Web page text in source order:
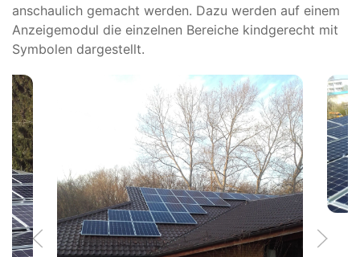
anschaulich gemacht werden. Dazu werden auf einem
Anzeigemodul die einzelnen Bereiche kindgerecht mit
Symbolen dargestellt.